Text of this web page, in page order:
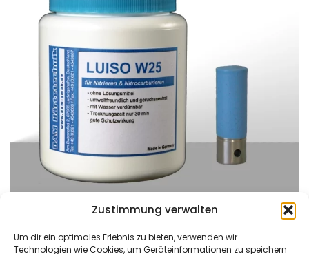
Zustimmung verwalten
Um dir ein optimales Erlebnis zu bieten, verwenden wir
Technologien wie Cookies, um Geräteinformationen zu speichern